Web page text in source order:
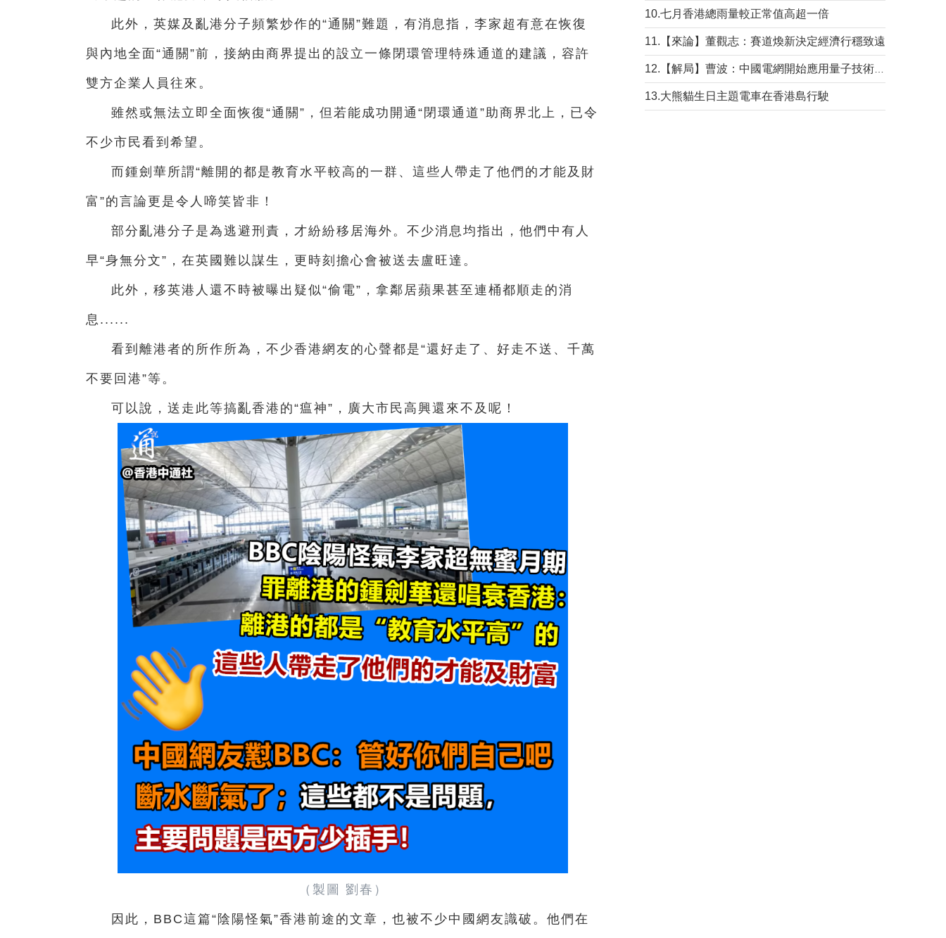
此外，英媒及亂港分子頻繁炒作的“通關”難題，有消息指，李家超有意在恢復
與內地全面“通關”前，接納由商界提出的設立一條閉環管理特殊通道的建議，容許
雙方企業人員往來。
雖然或無法立即全面恢復“通關”，但若能成功開通“閉環通道”助商界北上，已令
不少市民看到希望。
而鍾劍華所謂“離開的都是教育水平較高的一群、這些人帶走了他們的才能及財
富”的言論更是令人啼笑皆非！
部分亂港分子是為逃避刑責，才紛紛移居海外。不少消息均指出，他們中有人
早“身無分文”，在英國難以謀生，更時刻擔心會被送去盧旺達。
此外，移英港人還不時被曝出疑似“偷電”，拿鄰居蘋果甚至連桶都順走的消
息......
看到離港者的所作所為，不少香港網友的心聲都是“還好走了、好走不送、千萬
不要回港”等。
可以說，送走此等搞亂香港的“瘟神”，廣大市民高興還來不及呢！
（製圖 劉春）
因此，BBC這篇“陰陽怪氣”香港前途的文章，也被不少中國網友識破。他們在
10.七月香港總雨量較正常值高超一倍
11.【來論】董觀志：賽道煥新決定經濟行穩致遠
13.大熊貓生日主題電車在香港島行駛